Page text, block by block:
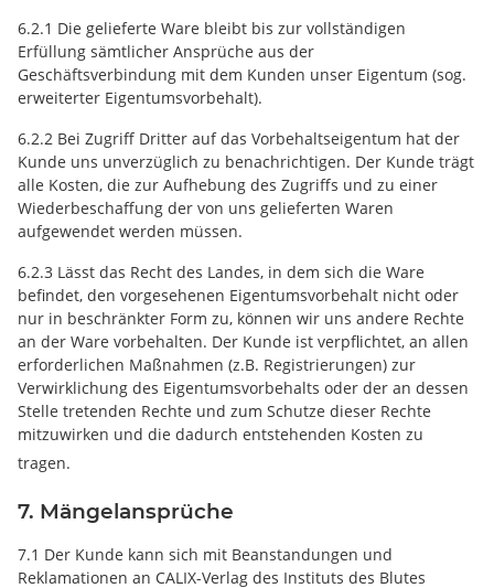
6.2.1 Die gelieferte Ware bleibt bis zur vollständigen
Erfüllung sämtlicher Ansprüche aus der
Geschäftsverbindung mit dem Kunden unser Eigentum (sog.
erweiterter Eigentumsvorbehalt).
6.2.2 Bei Zugriff Dritter auf das Vorbehaltseigentum hat der
Kunde uns unverzüglich zu benachrichtigen. Der Kunde trägt
alle Kosten, die zur Aufhebung des Zugriffs und zu einer
Wiederbeschaffung der von uns gelieferten Waren
aufgewendet werden müssen.
6.2.3 Lässt das Recht des Landes, in dem sich die Ware
befindet, den vorgesehenen Eigentumsvorbehalt nicht oder
nur in beschränkter Form zu, können wir uns andere Rechte
an der Ware vorbehalten. Der Kunde ist verpflichtet, an allen
erforderlichen Maßnahmen (z.B. Registrierungen) zur
Verwirklichung des Eigentumsvorbehalts oder der an dessen
Stelle tretenden Rechte und zum Schutze dieser Rechte
mitzuwirken und die dadurch entstehenden Kosten zu
tragen.
7. Mängelansprüche
7.1 Der Kunde kann sich mit Beanstandungen und
Reklamationen an CALIX-Verlag des Instituts des Blutes